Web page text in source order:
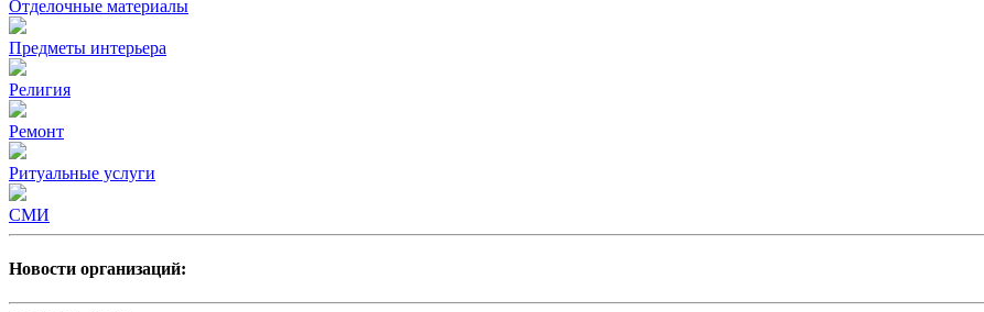
Отделочные материалы
Предметы интерьера
Религия
Ремонт
Ритуальные услуги
СМИ
Новости организаций: